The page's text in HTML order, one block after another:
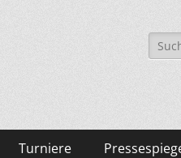
Turniere